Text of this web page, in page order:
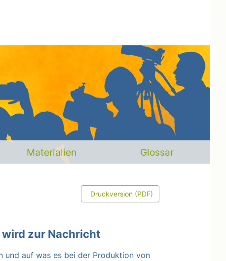
Materialien Glossar
Druckversion (PDF)
wird zur Nachricht
und auf was es bei der Produktion von